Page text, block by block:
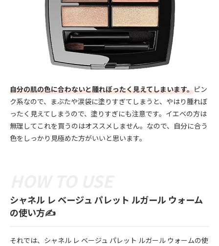
自分の肌の色に合わないと腫れぼったく見えてしまいます。ピン
ク系なので、まぶたや涙袋に塗りすぎてしまうと、やはり腫れぼ
ったく見えてしまうので、塗りすぎにも注意です。イエベの方は
無理してこれを買うのはオススメしません。なので、自分に合う
色をしっかり見極めた方がいいと思います。
シャネル レ ベージュ パレット ルガール ウォーム
の使い方✍️
それでは、シャネル レ ベージュ パレット ルガール ウォームの使